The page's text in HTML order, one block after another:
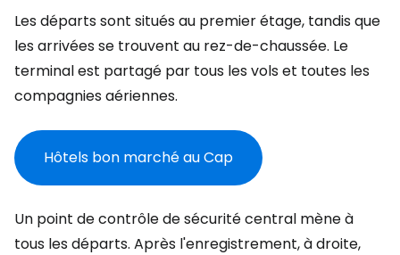
Les départs sont situés au premier étage, tandis que
les arrivées se trouvent au rez-de-chaussée. Le
terminal est partagé par tous les vols et toutes les
compagnies aériennes.
Hôtels bon marché au Cap
Un point de contrôle de sécurité central mène à
tous les départs. Après l'enregistrement, à droite,